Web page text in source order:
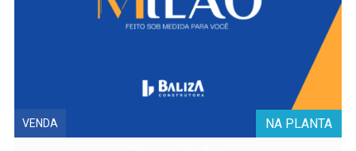
NA PLANTA
VENDA